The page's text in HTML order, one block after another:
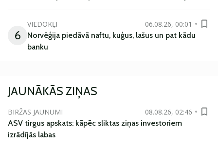
6
VIEDOKĻI
06.08.26, 00:01
Norvēģija piedāvā naftu, kuģus, lašus un pat kādu
banku
JAUNĀKĀS ZIŅAS
BIRŽAS JAUNUMI
08.08.26, 02:46
ASV tirgus apskats: kāpēc sliktas ziņas investoriem
izrādījās labas